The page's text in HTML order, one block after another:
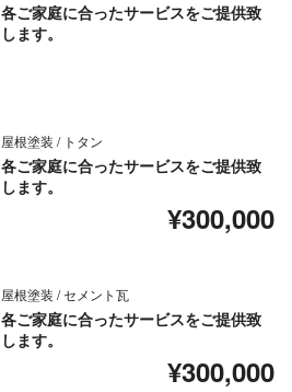
各ご家庭に合ったサービスをご提供致
します。
屋根塗装 / トタン
各ご家庭に合ったサービスをご提供致
します。
¥300,000
屋根塗装 / セメント瓦
各ご家庭に合ったサービスをご提供致
します。
¥300,000